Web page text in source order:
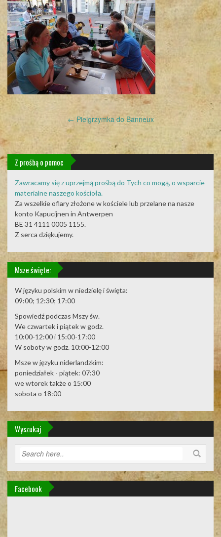
Post
navigation
← Pielgrzymka do Banneux
Z prośbą o pomoc
Zawracamy się z uprzejmą prośbą do Tych co mogą, o wsparcie
materialne naszego kościoła.
Za wszelkie ofiary złożone w kościele lub przelane na nasze
konto Kapucijnen in Antwerpen
BE 31 4111 0005 1155.
Z serca dziękujemy.
Msze święte:
W języku polskim w niedzielę i święta:
09:00; 12:30; 17:00
Spowiedź podczas Mszy św.
We czwartek i piątek w godz.
10:00-12:00 i 15:00-17:00
W soboty w godz. 10:00-12:00
Msze w języku niderlandzkim:
poniedziałek - piątek: 07:30
we wtorek także o 15:00
sobota o 18:00
Wyszukaj
Facebook